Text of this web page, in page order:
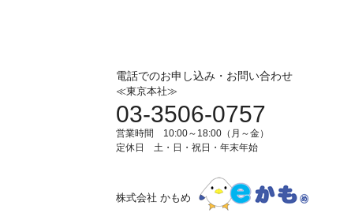
電話でのお申し込み・お問い合わせ
≪東京本社≫
03-3506-0757
営業時間 10:00～18:00（月～金）
定休日 土・日・祝日・年末年始
株式会社 かもめ